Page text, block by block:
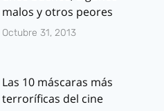
de buen
malos y otros peores
Octubre 31, 2013
Las 10 máscaras más
terroríficas del cine